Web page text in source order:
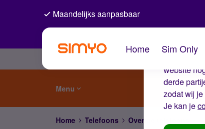
Wij
website
derde
zodat wij
Je kan je
Maandelijks aanpasbaar
Home Sim Only
Menu
Home Telefoons Overige telefoons